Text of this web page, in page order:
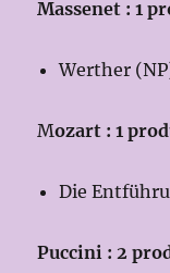
Massenet : 1
Werther
Mozart : 1
Die
Puccini : 2